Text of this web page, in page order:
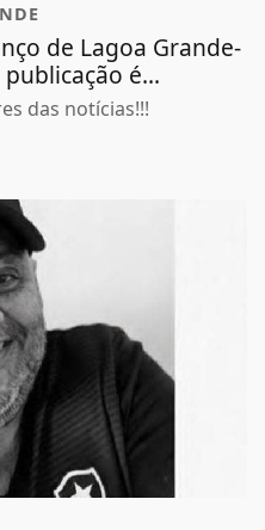
de Lagoa Grande-
é...
das notícias!!!